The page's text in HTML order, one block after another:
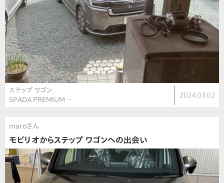
ステップ ワゴン
SPADA PREMIUM …
2024.03.02
maroさん
モビリオからステップ ワゴンへの出会い